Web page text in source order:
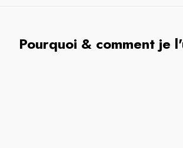
Pourquoi & comment je